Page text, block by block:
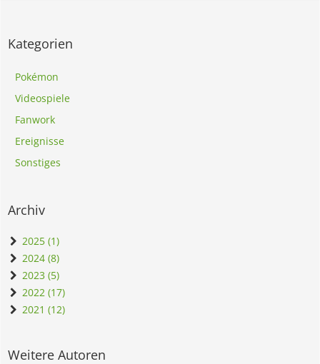
Kategorien
Pokémon
Videospiele
Fanwork
Ereignisse
Sonstiges
Archiv
2025 (1)
2024 (8)
2023 (5)
2022 (17)
2021 (12)
Weitere Autoren